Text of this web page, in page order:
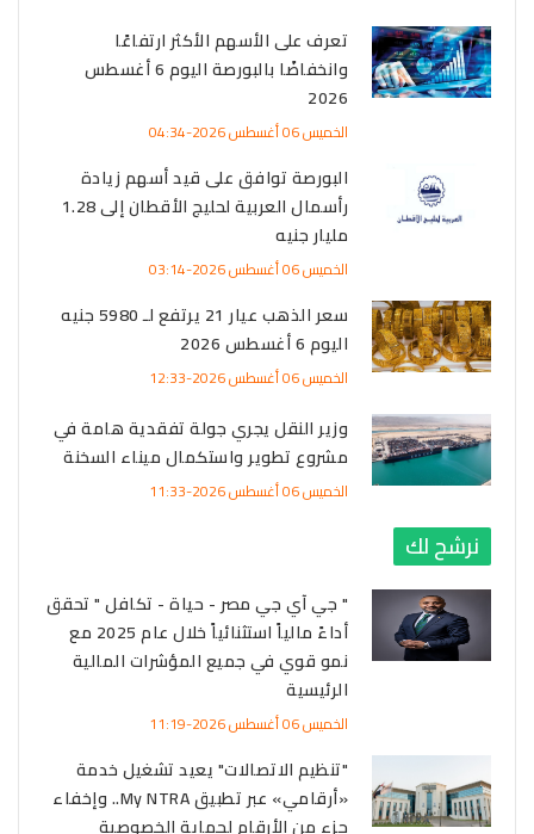
تعرف على الأسهم الأكثر ارتفاعًا
وانخفاضًا بالبورصة اليوم 6 أغسطس
2026
الخميس 06 أغسطس 2026-04:34
البورصة توافق على قيد أسهم زيادة
رأسمال العربية لحليج الأقطان إلى 1.28
مليار جنيه
الخميس 06 أغسطس 2026-03:14
سعر الذهب عيار 21 يرتفع لـ 5980 جنيه
اليوم 6 أغسطس 2026
الخميس 06 أغسطس 2026-12:33
وزير النقل يجري جولة تفقدية هامة في
مشروع تطوير واستكمال ميناء السخنة
الخميس 06 أغسطس 2026-11:33
نرشح لك
" جي آي جي مصر - حياة - تكافل " تحقق
أداءً مالياً استثنائياً خلال عام 2025 مع
نمو قوي في جميع المؤشرات المالية
الرئيسية
الخميس 06 أغسطس 2026-11:19
"تنظيم الاتصالات" يعيد تشغيل خدمة
«أرقامي» عبر تطبيق My NTRA.. وإخفاء
جزء من الأرقام لحماية الخصوصية